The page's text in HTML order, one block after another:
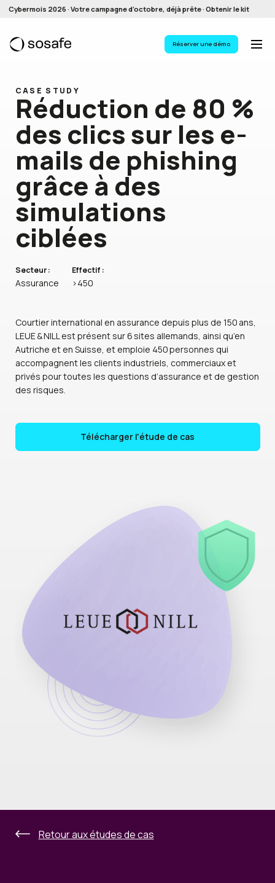
Cybermois 2026 · Votre campagne d’octobre, déjà prête · Obtenir le kit
Réserver une démo
CASE STUDY
Réduction de 80 %
des clicssur les e-
mails de phishing
grâce à des
simulations
ciblées
Secteur :
Assurance
Effectif :
>450
Courtier international en assurance depuis plus de 150 ans,
LEUE & NILL est présent sur 6 sites allemands, ainsi qu’en
Autriche et en Suisse, et emploie 450 personnes qui
accompagnent les clients industriels, commerciaux et
privés pour toutes les questions d’assurance et de gestion
des risques.
Télécharger l'étude de cas
Retour aux études de cas